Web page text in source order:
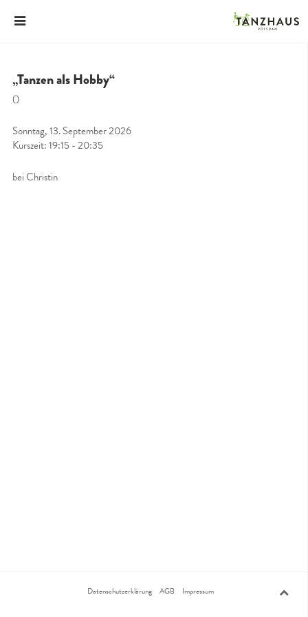
„Tanzen als Hobby“
()
Sonntag, 13. September 2026
Kurszeit: 19:15 - 20:35
bei Christin
Datenschutzerklärung AGB Impressum